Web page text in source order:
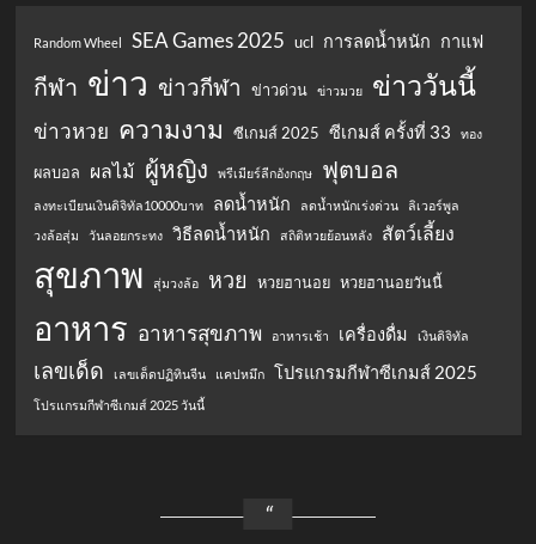
Random Wheel SEA Games 2025 ucl การลดน้ำหนัก กาแฟ
กีฬา ข่าว ข่าวกีฬา ข่าวด่วน ข่าวมวย ข่าววันนี้
ข่าวหวย ความงาม ซีเกมส์ 2025 ซีเกมส์ ครั้งที่ 33 ทอง
ผลบอล ผลไม้ ผู้หญิง พรีเมียร์ลีกอังกฤษ ฟุตบอล
ลงทะเบียนเงินดิจิทัล10000บาท ลดน้ำหนัก ลดน้ำหนักเร่งด่วน
ลิเวอร์พูล
วงล้อสุ่ม
วันลอยกระทง วิธีลดน้ำหนัก สถิติหวยย้อนหลัง สัตว์เลี้ยง
สุขภาพ สุ่มวงล้อ หวย หวยฮานอย หวยฮานอยวันนี้
อาหาร อาหารสุขภาพ อาหารเช้า เครื่องดื่ม เงินดิจิทัล
เลขเด็ด เลขเด็ดปฏิทินจีน แคปหมึก โปรแกรมกีฬาซีเกมส์ 2025
โปรแกรมกีฬาซีเกมส์ 2025 วันนี้